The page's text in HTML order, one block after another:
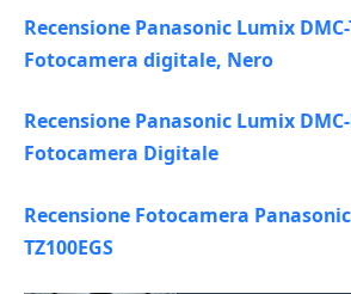
Recensione Panasonic Lumix DMC-
Fotocamera digitale, Nero
Recensione Panasonic Lumix
Fotocamera Digitale
Recensione Fotocamera
TZ100EGS